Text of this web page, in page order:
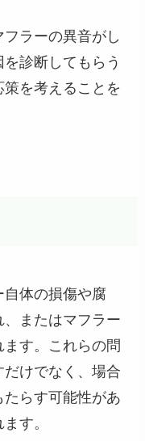
ラーの異音がし
診断してもらう
を考えることを
体の損傷や腐
またはマフラー
す。これらの問
けでなく、場合
らす可能性があ
す。